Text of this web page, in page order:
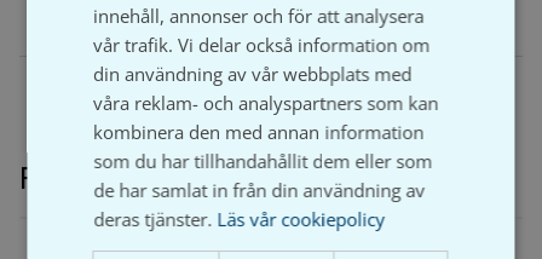
Dimension
110/50/50×87, 110/110/110×87, 110/110/110×87-
mjuk
Relaterade produkter
innehåll, annonser och för att analysera
vår trafik. Vi delar också information om
din användning av vår webbplats med
våra reklam- och analyspartners som kan
kombinera den med annan information
som du har tillhandahållit dem eller som
de har samlat in från din användning av
deras tjänster. Läs vår cookiepolicy